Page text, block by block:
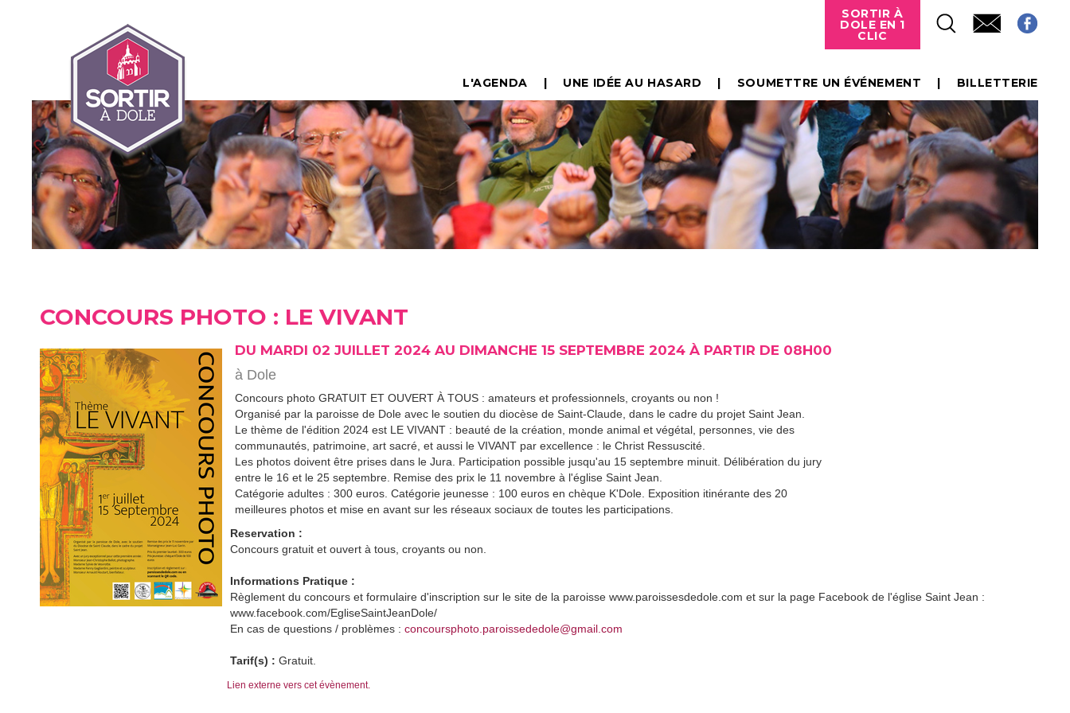
SORTIR À
DOLE EN 1
CLIC
L'AGENDA UNE IDÉE AU HASARD SOUMETTRE UN ÉVÉNEMENT BILLETTERIE
CONCOURS PHOTO : LE VIVANT
DU MARDI 02 JUILLET 2024 AU DIMANCHE 15 SEPTEMBRE 2024 À PARTIR DE 08H00
à Dole
Concours photo GRATUIT ET OUVERT À TOUS : amateurs et professionnels, croyants ou non !
Organisé par la paroisse de Dole avec le soutien du diocèse de Saint-Claude, dans le cadre du projet Saint Jean.
Le thème de l'édition 2024 est LE VIVANT : beauté de la création, monde animal et végétal, personnes, vie des
communautés, patrimoine, art sacré, et aussi le VIVANT par excellence : le Christ Ressuscité.
Les photos doivent être prises dans le Jura. Participation possible jusqu'au 15 septembre minuit. Délibération du jury
entre le 16 et le 25 septembre. Remise des prix le 11 novembre à l'église Saint Jean.
Catégorie adultes : 300 euros. Catégorie jeunesse : 100 euros en chèque K'Dole. Exposition itinérante des 20
meilleures photos et mise en avant sur les réseaux sociaux de toutes les participations.
Reservation :
Concours gratuit et ouvert à tous, croyants ou non.
Informations Pratique :
Règlement du concours et formulaire d'inscription sur le site de la paroisse www.paroissesdedole.com et sur la page Facebook de l'église Saint Jean :
www.facebook.com/EgliseSaintJeanDole/
En cas de questions / problèmes : concoursphoto.paroissededole@gmail.com
Tarif(s) : Gratuit.
Lien externe vers cet évènement.